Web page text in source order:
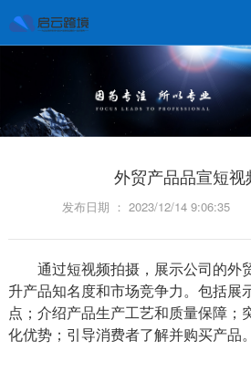
外贸产品品宣短视
发布日期 ： 2023/12/14 9:06:35
通过短视频拍摄，展示公司的外
升产品知名度和市场竞争力。包括展
点；介绍产品生产工艺和质量保障；
化优势；引导消费者了解并购买产品。